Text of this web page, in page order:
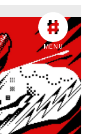
MENU